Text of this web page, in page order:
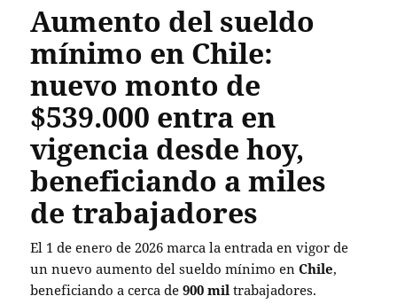
Aumento del sueldo
mínimo en Chile:
nuevo monto de
$539.000 entra en
vigencia desde hoy,
beneficiando a miles
de trabajadores
El 1 de enero de 2026 marca la entrada en vigor de
un nuevo aumento del sueldo mínimo enChile,
beneficiando a cerca de900 mil trabajadores.